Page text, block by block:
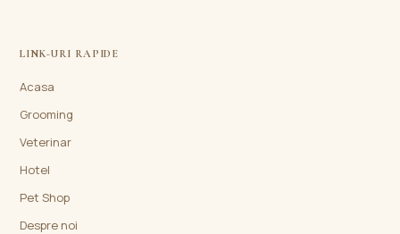
LINK-URI RAPIDE
Acasa
Grooming
Veterinar
Hotel
Pet Shop
Despre noi